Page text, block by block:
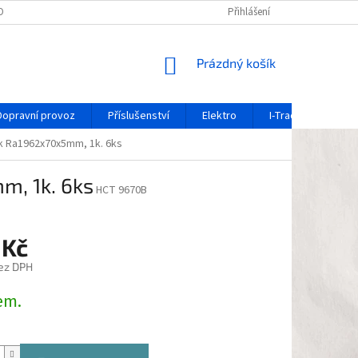
OSOBNÍCH ÚDAJŮ REKLAMAČNÍ FORMULÁŘ
Přihlášení
NÁKUPNÍ
Prázdný košík
provoz Příslušenství Elektro
I-Track / systém
1k. 6ks
1k. 6ks HCT 9670B
DPH